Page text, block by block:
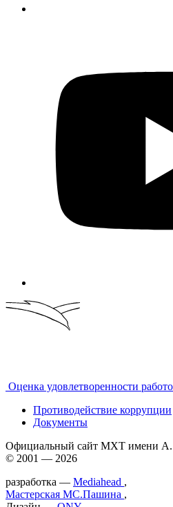
Оценка удовлетворенности
Противодействие коррупции
Документы
Официальный сайт МХТ имени А.
© 2001 — 2026
разработка — Mediahead ,
Мастерская МС.Пашина ,